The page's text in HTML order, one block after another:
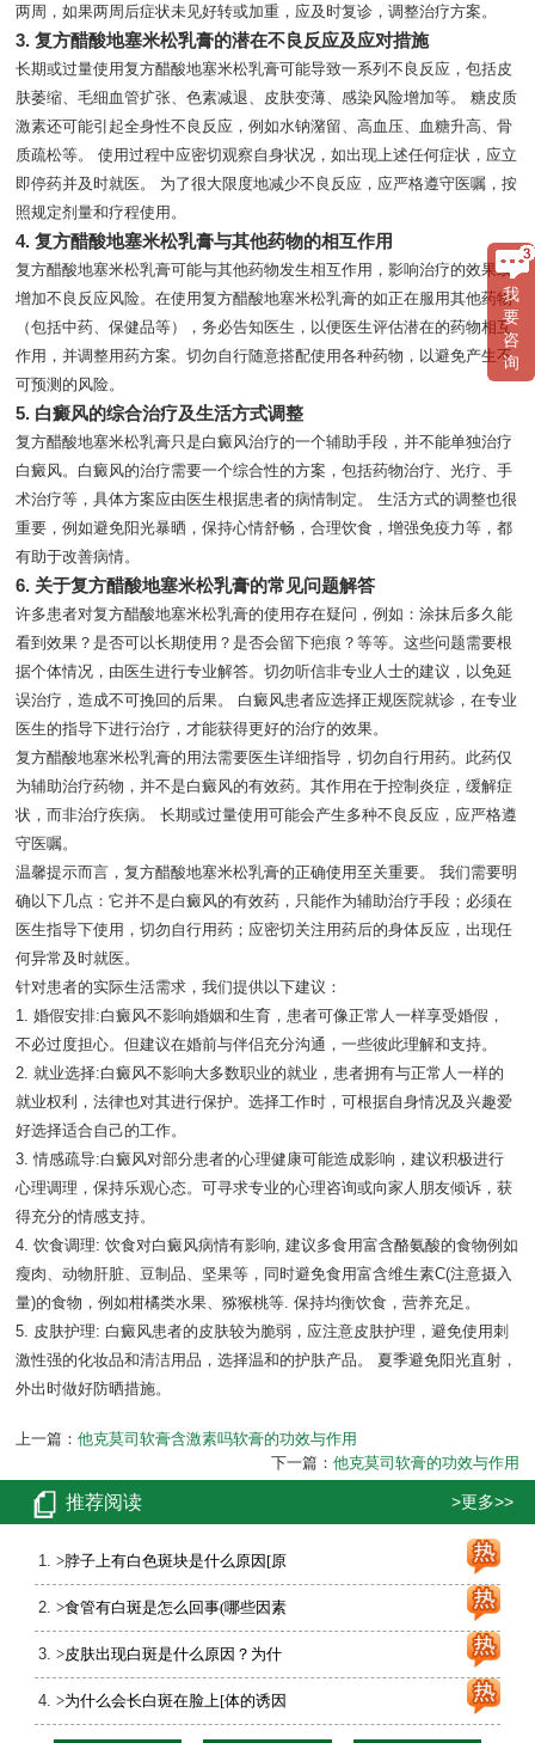
两周，如果两周后症状未见好转或加重，应及时复诊，调整治疗方案。
3. 复方醋酸地塞米松乳膏的潜在不良反应及应对措施
长期或过量使用复方醋酸地塞米松乳膏可能导致一系列不良反应，包括皮
肤萎缩、毛细血管扩张、色素减退、皮肤变薄、感染风险增加等。 糖皮质
激素还可能引起全身性不良反应，例如水钠潴留、高血压、血糖升高、骨
质疏松等。 使用过程中应密切观察自身状况，如出现上述任何症状，应立
即停药并及时就医。 为了很大限度地减少不良反应，应严格遵守医嘱，按
照规定剂量和疗程使用。
4. 复方醋酸地塞米松乳膏与其他药物的相互作用
复方醋酸地塞米松乳膏可能与其他药物发生相互作用，影响治疗的效果或
增加不良反应风险。在使用复方醋酸地塞米松乳膏的如正在服用其他药物
（包括中药、保健品等），务必告知医生，以便医生评估潜在的药物相互
作用，并调整用药方案。切勿自行随意搭配使用各种药物，以避免产生不
可预测的风险。
5. 白癜风的综合治疗及生活方式调整
复方醋酸地塞米松乳膏只是白癜风治疗的一个辅助手段，并不能单独治疗
白癜风。白癜风的治疗需要一个综合性的方案，包括药物治疗、光疗、手
术治疗等，具体方案应由医生根据患者的病情制定。 生活方式的调整也很
重要，例如避免阳光暴晒，保持心情舒畅，合理饮食，增强免疫力等，都
有助于改善病情。
6. 关于复方醋酸地塞米松乳膏的常见问题解答
许多患者对复方醋酸地塞米松乳膏的使用存在疑问，例如：涂抹后多久能
看到效果？是否可以长期使用？是否会留下疤痕？等等。这些问题需要根
据个体情况，由医生进行专业解答。切勿听信非专业人士的建议，以免延
误治疗，造成不可挽回的后果。 白癜风患者应选择正规医院就诊，在专业
医生的指导下进行治疗，才能获得更好的治疗的效果。
复方醋酸地塞米松乳膏的用法需要医生详细指导，切勿自行用药。此药仅
为辅助治疗药物，并不是白癜风的有效药。其作用在于控制炎症，缓解症
状，而非治疗疾病。 长期或过量使用可能会产生多种不良反应，应严格遵
守医嘱。
温馨提示而言，复方醋酸地塞米松乳膏的正确使用至关重要。 我们需要明
确以下几点：它并不是白癜风的有效药，只能作为辅助治疗手段；必须在
医生指导下使用，切勿自行用药；应密切关注用药后的身体反应，出现任
何异常及时就医。
针对患者的实际生活需求，我们提供以下建议：
1. 婚假安排:白癜风不影响婚姻和生育，患者可像正常人一样享受婚假，
不必过度担心。但建议在婚前与伴侣充分沟通，一些彼此理解和支持。
2. 就业选择:白癜风不影响大多数职业的就业，患者拥有与正常人一样的
就业权利，法律也对其进行保护。选择工作时，可根据自身情况及兴趣爱
好选择适合自己的工作。
3. 情感疏导:白癜风对部分患者的心理健康可能造成影响，建议积极进行
心理调理，保持乐观心态。可寻求专业的心理咨询或向家人朋友倾诉，获
得充分的情感支持。
4. 饮食调理: 饮食对白癜风病情有影响, 建议多食用富含酪氨酸的食物例如
瘦肉、动物肝脏、豆制品、坚果等，同时避免食用富含维生素C(注意摄入
量)的食物，例如柑橘类水果、猕猴桃等. 保持均衡饮食，营养充足。
5. 皮肤护理: 白癜风患者的皮肤较为脆弱，应注意皮肤护理，避免使用刺
激性强的化妆品和清洁用品，选择温和的护肤产品。 夏季避免阳光直射，
外出时做好防晒措施。
上一篇：他克莫司软膏含激素吗软膏的功效与作用
下一篇： 他克莫司软膏的功效与作用
推荐阅读 >更多>>
>脖子上有白色斑块是什么原因[原
>食管有白斑是怎么回事(哪些因素
>皮肤出现白斑是什么原因？为什
>为什么会长白斑在脸上[体的诱因
我
要
咨
询